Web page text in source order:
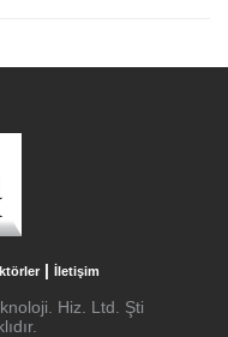
| İletişim
Hiz. Ltd. Şti